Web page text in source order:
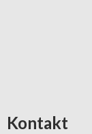
Kontakt